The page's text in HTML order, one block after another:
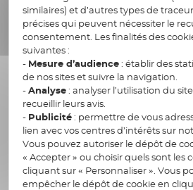
l’attention, les impacts de
réalité bien plus larges pour
financières.
la gouvernance LCB-FT
le KYC et l’onboarding client
le monitoring des
le reporting et la
du renseignement
France)
similaires) et d’autres types de
précises qui peuvent nécessiter le
consentement. Les finalités des
suivantes :
- Mesure d’audience: établir des
de nos sites et suivre la navigation.
- Analyse: analyser l’utilisation du
recueillir leurs avis.
- Publicité: permettre de vous
lien avec vos centres d’intérêts sur
Vous pouvez autoriser le dépôt de
« Accepter » ou choisir quels sont les
cliquant sur « Personnaliser ». Vous
empêcher le dépôt de cookie en